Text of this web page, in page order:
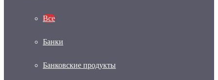
Все
Банки
Банковские продукты